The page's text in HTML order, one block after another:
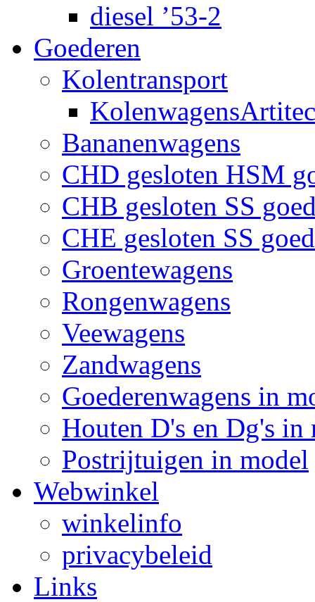
diesel ’53-2
Goederen
Kolentransport
KolenwagensArtitec
Bananenwagens
CHD gesloten HSM
CHB gesloten SS
CHE gesloten SS
Groentewagens
Rongenwagens
Veewagens
Zandwagens
Goederenwagens in
Houten D's en Dg's in
Postrijtuigen in model
Webwinkel
winkelinfo
privacybeleid
Links